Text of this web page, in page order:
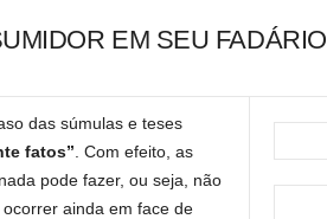
EM SEU FADÁRIO
das súmulas e teses
fatos” . Com efeito, as
pode fazer, ou seja, não
ainda em face de